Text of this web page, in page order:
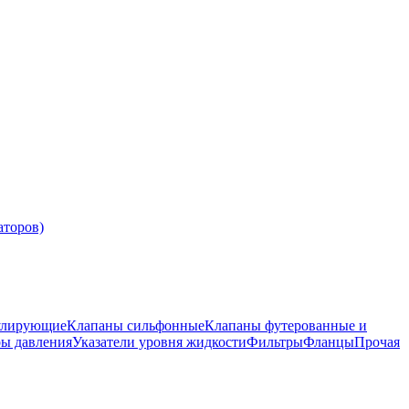
Клапаны сильфонныеКлапаны футерованные и
давленияУказатели уровня жидкостиФильтрыФланцыПрочая